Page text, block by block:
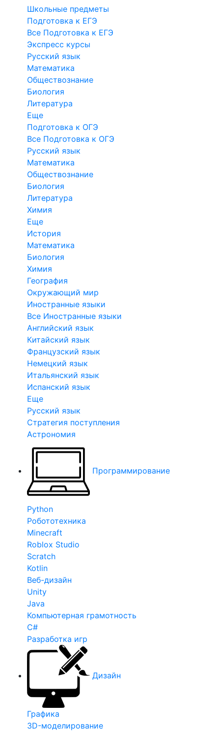
Школьные предметы
Подготовка к ЕГЭ
Все Подготовка к ЕГЭ
Экспресс курсы
Русский язык
Математика
Обществознание
Биология
Литература
Еще
Подготовка к ОГЭ
Все Подготовка к ОГЭ
Русский язык
Математика
Обществознание
Биология
Литература
Химия
Еще
История
Математика
Биология
Химия
География
Окружающий мир
Иностранные языки
Все Иностранные языки
Английский язык
Китайский язык
Французский язык
Немецкий язык
Итальянский язык
Испанский язык
Еще
Русский язык
Стратегия поступления
Астрономия
Программирование
Python
Робототехника
Minecraft
Roblox Studio
Scratch
Kotlin
Веб-дизайн
Unity
Java
Компьютерная грамотность
C#
Разработка игр
Дизайн
Графика
3D-моделирование